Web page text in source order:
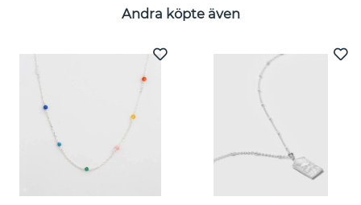
Andra köpte även